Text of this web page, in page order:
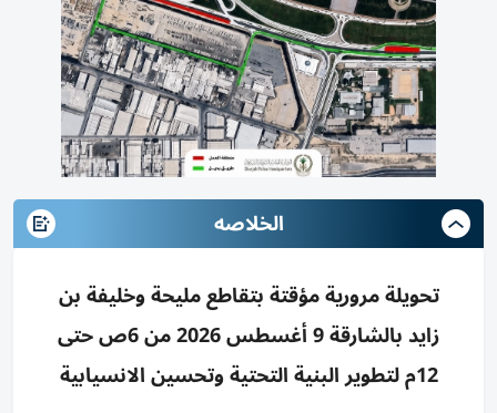
الخلاصه
تحويلة مرورية مؤقتة بتقاطع مليحة وخليفة بن
زايد بالشارقة 9 أغسطس 2026 من 6ص حتى
12م لتطوير البنية التحتية وتحسين الانسيابية